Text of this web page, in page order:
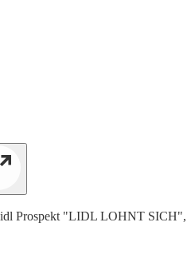
Prospekt "LIDL LOHNT SICH",